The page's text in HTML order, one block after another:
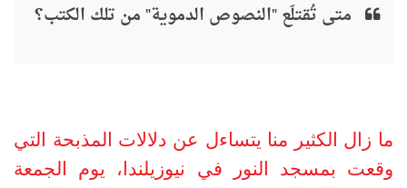
متى تُقتلَع "النصوص الدموية" من تلك الكتب؟
ما زال الكثير منا يتساءل عن دلالات المذبحة التي
وقعت بمسجد النور في نيوزيلندا، يوم الجمعة